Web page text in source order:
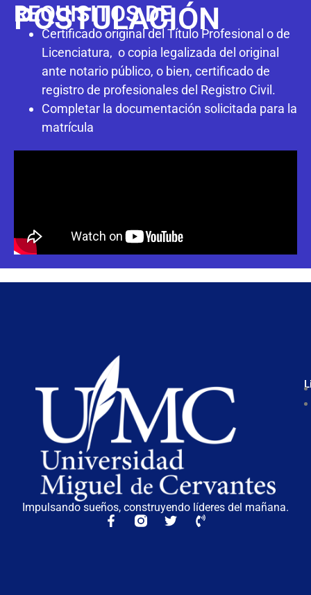
REQUISITOS DE
POSTULACIÓN
Certificado original del Título Profesional o de
Licenciatura, o copia legalizada del original
ante notario público, o bien, certificado de
registro de profesionales del Registro Civil.
Completar la documentación solicitada para la
matrícula
Impulsando sueños, construyendo líderes del mañana.